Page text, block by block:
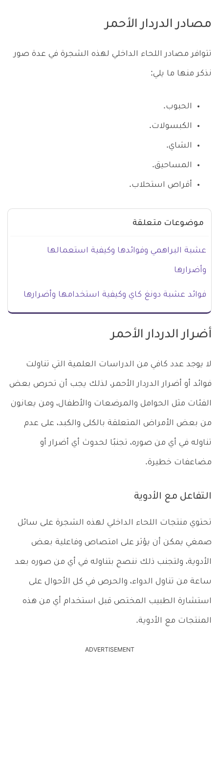
مصادر الدردار الأحمر
تتوافر مصادر اللحاء الداخلي لهذه الشجرة في عدة صور
نذكر منها ما يلي:
الحبوب.
الكبسولات.
الشاي.
المساحيق.
أقراص استحلاب.
موضوعات متعلقة
عشبة البراهمي وفوائدها وكيفية استعمالها
وأضرارها
فوائد عشبة دونغ كاي وكيفية استخدامها وأضرارها
أضرار الدردار الأحمر
لا يوجد عدد كافي من الدراسات العلمية التي تناولت
فوائد أو أضرار الدردار الأحمر، لذلك يجب أن تحرص بعض
الفئات مثل الحوامل والمرضعات والأطفال، ومن يعانون
من بعض الأمراض المتعلقة بالكلى والكبد، على عدم
تناوله في أي من صوره، تجنبًا لحدوث أي أضرار أو
مضاعفات خطيرة.
التفاعل مع الأدوية
تحتوي منتجات اللحاء الداخلي لهذه الشجرة على سائل
صمغي يمكن أن يؤثر على امتصاص وفاعلية بعض
الأدوية، ولتجنب ذلك ننصح بتناوله في أي من صوره بعد
ساعة من تناول الدواء، والحرص في كل الأحوال على
استشارة الطبيب المختص قبل استخدام أي من هذه
المنتجات مع الأدوية.
ADVERTISEMENT